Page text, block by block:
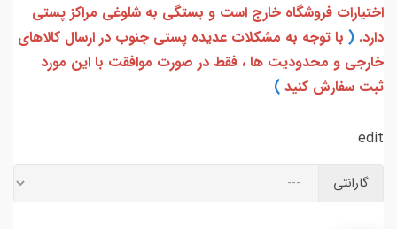
اختیارات فروشگاه خارج است و بستگی به شلوغی مراکز پستی
دارد. ( با توجه به مشکلات عدیده پستی جنوب در ارسال کالاهای
خارجی و محدودیت ها ، فقط در صورت موافقت با این مورد
ثبت سفارش کنید )
edit
گارانتی